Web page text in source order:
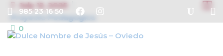
985 23 16 50 
July 12, 2025
Proyecto Pedagogico
0